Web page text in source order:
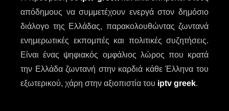
απόδημους να συμμετέχουν ενεργά στον δημόσιο
διάλογο της Ελλάδας, παρακολουθώντας ζωντανά
ενημερωτικές εκπομπές και πολιτικές συζητήσεις.
Είναι ένας ψηφιακός ομφάλιος λώρος που κρατά
την Ελλάδα ζωντανή στην καρδιά κάθε Έλληνα του
εξωτερικού, χάρη στην αξιοπιστία του iptv greek.